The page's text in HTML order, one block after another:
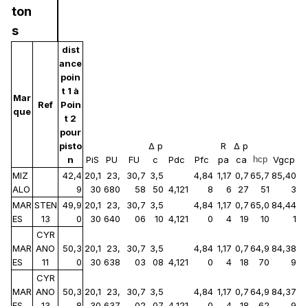
ton
s
Mar
que
Ref
dist
ance
poin
t 1 à
Poin
t 2
pour
pisto
n
PiS PU FU
Δ p
c
Pdc Pfc
R
pa
Δ p
ca
hcp Vgcp
MIZ
ALO
42,4
9
20,1
30
23,
680
30,7
58
3,5
50 4,121
4,84
8
1,17
6
0,7
27
65,7
51
85,40
3
MAR
ES
STEN
13
49,9
0
20,1
30
23,
640
30,7
06
3,5
10 4,121
4,84
0
1,17
4
0,7
19
65,0
10
84,44
1
MAR
ES
CYR
ANO
11
50,3
0
20,1
30
23,
638
30,7
03
3,5
08 4,121
4,84
0
1,17
4
0,7
18
64,9
70
84,38
9
MAR
CYR
ANO
50,3 20,1
23,
30,7 3,5
4,84 1,17 0,764,9 84,37